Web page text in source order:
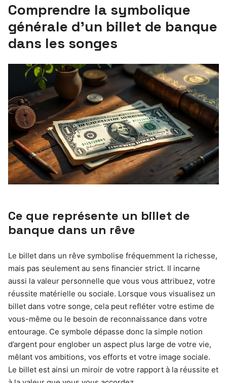
Comprendre la symbolique
générale d’un billet de banque
dans les songes
Ce que représente un billet de
banque dans un rêve
Le billet dans un rêve symbolise fréquemment la richesse,
mais pas seulement au sens financier strict. Il incarne
aussi la valeur personnelle que vous vous attribuez, votre
réussite matérielle ou sociale. Lorsque vous visualisez un
billet dans votre songe, cela peut refléter votre estime de
vous-même ou le besoin de reconnaissance dans votre
entourage. Ce symbole dépasse donc la simple notion
d’argent pour englober un aspect plus large de votre vie,
mêlant vos ambitions, vos efforts et votre image sociale.
Le billet est ainsi un miroir de votre rapport à la réussite et